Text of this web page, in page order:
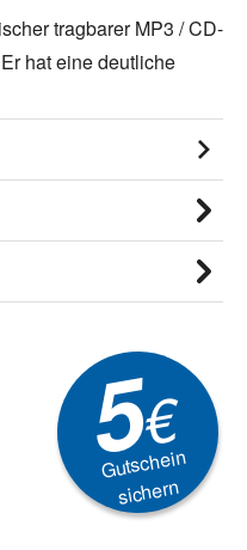
tragbarer MP3 / CD-
hat eine deutliche
5€
Gutschein
sichern